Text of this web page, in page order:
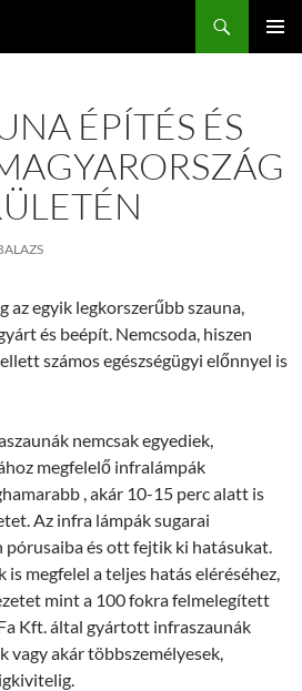
ÉPÍTÉS ÉS
az egyik legkorszerűbb szauna,
és beépít. Nemcsoda, hiszen
számos egészségügyi előnnyel is
nemcsak egyediek,
megfelelő infralámpák
, akár 10-15 perc alatt is
Az infra lámpák sugarai
pórusaiba és ott fejtik ki hatásukat.
megfelel a teljes hatás eléréséhez,
mint a 100 fokra felmelegített
Kft. által gyártott infraszaunák
vagy akár többszemélyesek,